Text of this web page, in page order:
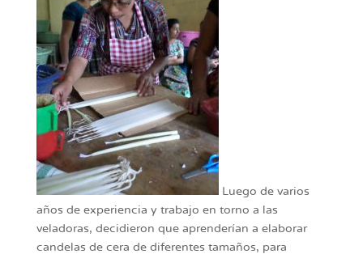
Luego de varios
años de experiencia y trabajo en torno a las
veladoras, decidieron que aprenderían a elaborar
candelas de cera de diferentes tamaños, para